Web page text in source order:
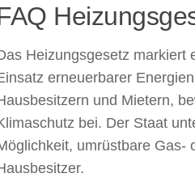
Heizungsgesetz markiert
erneuerbarer
und Mietern,
bei. Der Staat
umrüstbare Gas-